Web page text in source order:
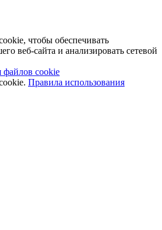
чтобы обеспечивать
веб-сайта и анализировать сетевой
файлов cookie
Правила использования